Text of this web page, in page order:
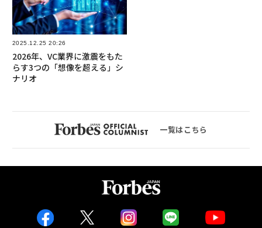
2025.12.25 20:26
2026年、VC業界に激震をもた
らす3つの「想像を超える」シ
ナリオ
一覧はこちら